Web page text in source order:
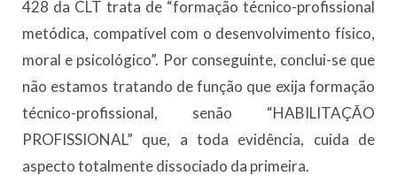
428 da CLT trata de “formação técnico-profissional
metódica, compatível com o desenvolvimento físico,
moral e psicológico”. Por conseguinte, conclui-se que
não estamos tratando de função que exija formação
técnico-profissional, senão “HABILITAÇÃO
PROFISSIONAL” que, a toda evidência, cuida de
aspecto totalmente dissociado da primeira.